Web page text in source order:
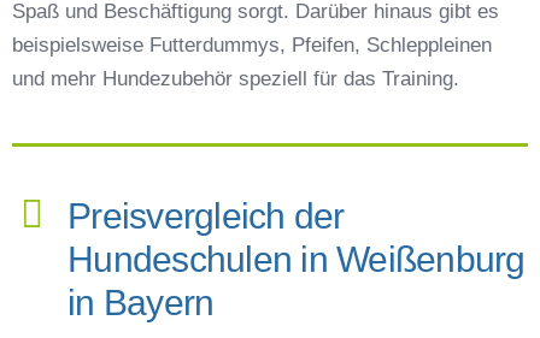
Spaß und Beschäftigung sorgt. Darüber hinaus gibt es
beispielsweise Futterdummys, Pfeifen, Schleppleinen
und mehr Hundezubehör speziell für das Training.
Preisvergleich der
Hundeschulen in Weißenburg
in Bayern